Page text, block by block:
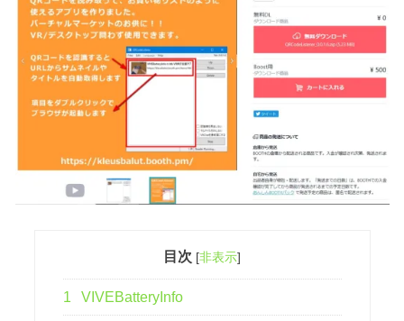
目次 [非表示]
1 VIVEBatteryInfo